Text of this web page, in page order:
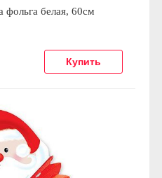
белая, 60см